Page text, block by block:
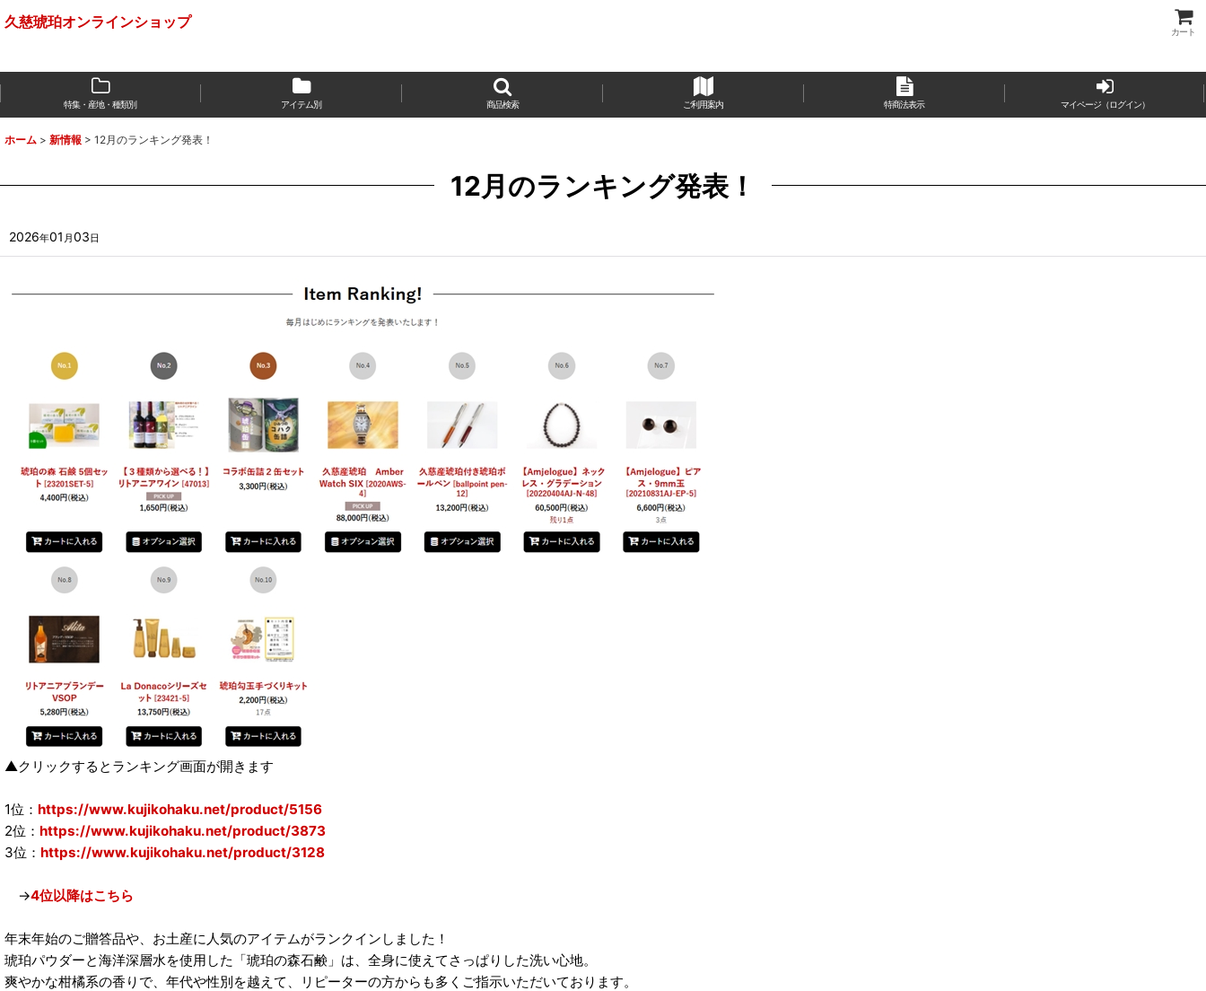
久慈琥珀オンラインショップ
カート
特集・産地・種類別 アイテム別 商品検索 ご利用案内 特商法表示 マイページ（ログイン）
ホーム > 新情報 > 12月のランキング発表！
12月のランキング発表！
2026年01 月03日
▲クリックするとランキング画面が開きます
1位： https://www.kujikohaku.net/product/5156
2位： https://www.kujikohaku.net/product/3873
3位： https://www.kujikohaku.net/product/3128
→4位以降はこちら
年末年始のご贈答品や、お土産に人気のアイテムがランクインしました！
琥珀パウダーと海洋深層水を使用した「琥珀の森石鹸」は、全身に使えてさっぱりした洗い心地。
爽やかな柑橘系の香りで、年代や性別を越えて、リピーターの方からも多くご指示いただいております。